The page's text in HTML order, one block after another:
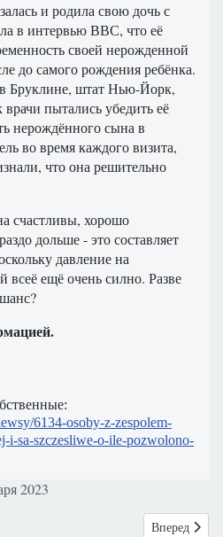
и родила свою дочь с
в интервью ВВС, что её
своей нерожденной
до самого рождения ребёнка.
Бруклине, штат Нью-Йорк,
врачи пытались убедить её
нерождённого сына в
во время каждого визита,
что она решительно
счастливы, хорошо
дольше - это составляет
давление на
всеё ещё очень силно. Разве
6134-osoby-z-zespolem-
i-sa-szczesliwe-o-ile-pozwolono-
2023
педофилии: латентный характер и
Следующий:
Вперед